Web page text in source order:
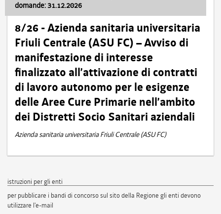
domande: 31.12.2026
8/26 - Azienda sanitaria universitaria
Friuli Centrale (ASU FC) – Avviso di
manifestazione di interesse
finalizzato all’attivazione di contratti
di lavoro autonomo per le esigenze
delle Aree Cure Primarie nell’ambito
dei Distretti Socio Sanitari aziendali
Azienda sanitaria universitaria Friuli Centrale (ASU FC)
istruzioni per gli enti
per pubblicare i bandi di concorso sul sito della Regione gli enti devono
utilizzare l'e-mail